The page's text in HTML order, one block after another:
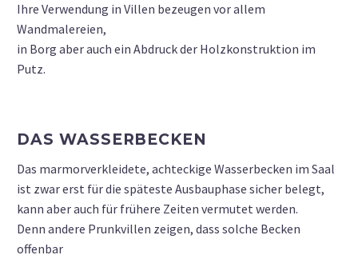
Ihre Verwendung in Villen bezeugen vor allem
Wandmalereien,
in Borg aber auch ein Abdruck der Holzkonstruktion im
Putz.
DAS WASSERBECKEN
Das marmorverkleidete, achteckige Wasserbecken im Saal
ist zwar erst für die späteste Ausbauphase sicher belegt,
kann aber auch für frühere Zeiten vermutet werden.
Denn andere Prunkvillen zeigen, dass solche Becken
offenbar